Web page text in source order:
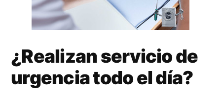
¿Realizan servicio de
urgencia todo el día?